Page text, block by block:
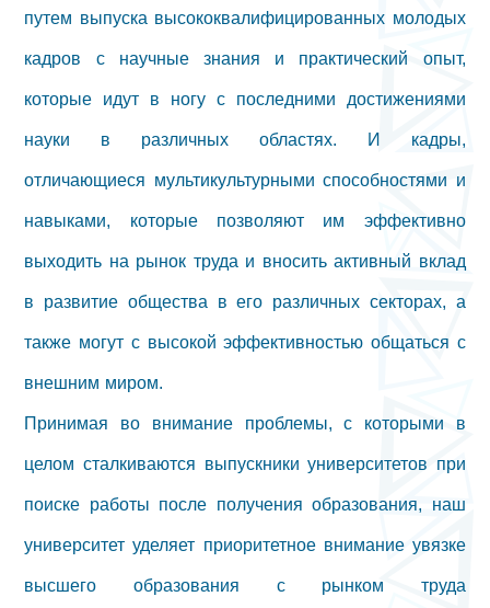
путем выпуска высококвалифицированных молодых
кадров с научные знания и практический опыт,
которые идут в ногу с последними достижениями
науки в различных областях. И кадры,
отличающиеся мультикультурными способностями и
навыками, которые позволяют им эффективно
выходить на рынок труда и вносить активный вклад
в развитие общества в его различных секторах, а
также могут с высокой эффективностью общаться с
внешним миром.
Принимая во внимание проблемы, с которыми в
целом сталкиваются выпускники университетов при
поиске работы после получения образования, наш
университет уделяет приоритетное внимание увязке
высшего образования с рынком труда